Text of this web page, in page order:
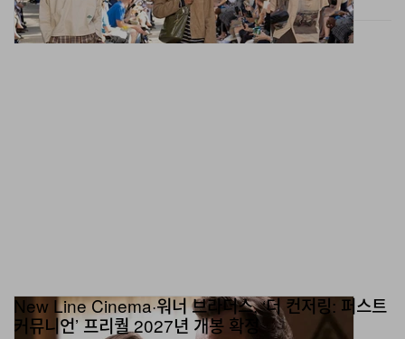
New Line Cinema·워너 브라더스, ‘더 컨저링: 퍼스트
커뮤니언’ 프리퀄 2027년 개봉 확정